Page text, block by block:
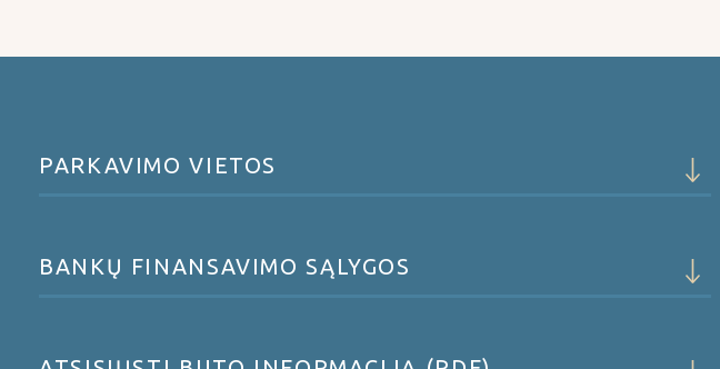
PARKAVIMO VIETOS
BANKŲ FINANSAVIMO SĄLYGOS